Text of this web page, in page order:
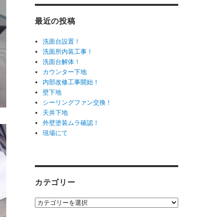
最近の投稿
洗面台設置！
洗面所内装工事！
洗面台解体！
カウンター下地
内部改修工事開始！
壁下地
シーリングファン交換！
天井下地
外壁塗装ムラ確認！
現場にて
カテゴリー
カ